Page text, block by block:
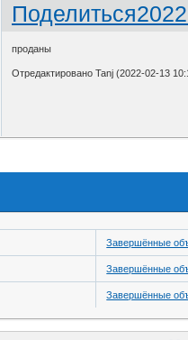
Поделиться
проданы
Отредактировано Tanj (2022-02-13
Завершённые
Завершённые
Завершённые